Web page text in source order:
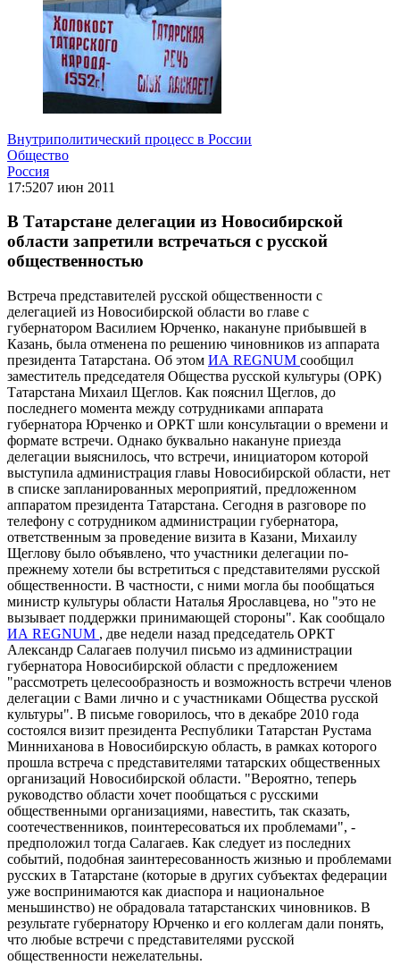
Внутриполитический процесс в России
Общество
Россия
17:5207 июн 2011
В Татарстане делегации из Новосибирской
области запретили встречаться с русской
общественностью
Встреча представителей русской общественности с
делегацией из Новосибирской области во главе с
губернатором Василием Юрченко, накануне прибывшей в
Казань, была отменена по решению чиновников из аппарата
президента Татарстана. Об этом ИА REGNUM сообщил
заместитель председателя Общества русской культуры (ОРК)
Татарстана Михаил Щеглов. Как пояснил Щеглов, до
последнего момента между сотрудниками аппарата
губернатора Юрченко и ОРКТ шли консультации о времени и
формате встречи. Однако буквально накануне приезда
делегации выяснилось, что встречи, инициатором которой
выступила администрация главы Новосибирской области, нет
в списке запланированных мероприятий, предложенном
аппаратом президента Татарстана. Сегодня в разговоре по
телефону с сотрудником администрации губернатора,
ответственным за проведение визита в Казани, Михаилу
Щеглову было объявлено, что участники делегации по-
прежнему хотели бы встретиться с представителями русской
общественности. В частности, с ними могла бы пообщаться
министр культуры области Наталья Ярославцева, но "это не
вызывает поддержки принимающей стороны". Как сообщало
ИА REGNUM , две недели назад председатель ОРКТ
Александр Салагаев получил письмо из администрации
губернатора Новосибирской области с предложением
"рассмотреть целесообразность и возможность встречи членов
делегации с Вами лично и с участниками Общества русской
культуры". В письме говорилось, что в декабре 2010 года
состоялся визит президента Республики Татарстан Рустама
Минниханова в Новосибирскую область, в рамках которого
прошла встреча с представителями татарских общественных
организаций Новосибирской области. "Вероятно, теперь
руководство области хочет пообщаться с русскими
общественными организациями, навестить, так сказать,
соотечественников, поинтересоваться их проблемами", -
предположил тогда Салагаев. Как следует из последних
событий, подобная заинтересованность жизнью и проблемами
русских в Татарстане (которые в других субъектах федерации
уже воспринимаются как диаспора и национальное
меньшинство) не обрадовала татарстанских чиновников. В
результате губернатору Юрченко и его коллегам дали понять,
что любые встречи с представителями русской
общественности нежелательны.